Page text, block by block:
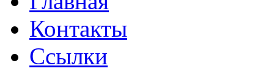
Контакты
Ссылки